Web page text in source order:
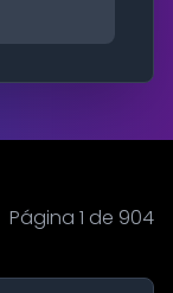
Página 1 de 904